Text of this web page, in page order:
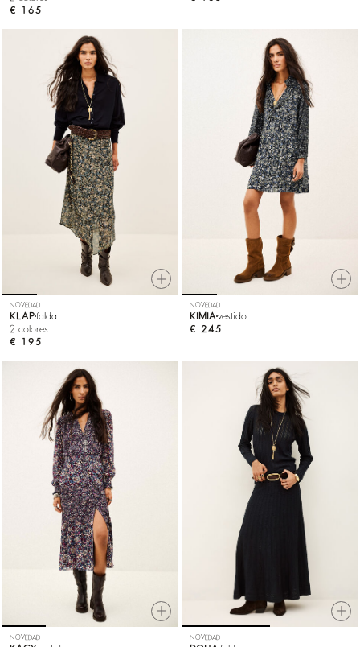
€ 165
NOVEDAD
KLAPfalda
2 colores
€ 195
NOVEDAD
KIMIAvestido
€ 245
NOVEDAD NOVEDAD